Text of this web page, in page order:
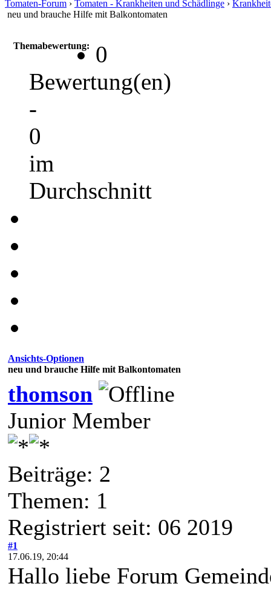
Tomaten-Forum › Tomaten - Krankheiten und Schädlinge ›
neu und brauche Hilfe mit Balkontomaten
Themabewertung:
0
Bewertung(en)
-
0
im
Durchschnitt
Ansichts-Optionen
neu und brauche Hilfe mit Balkontomaten
thomson
Junior Member
Beiträge: 2
Themen: 1
Registriert seit: 06 2019
#1
17.06.19, 20:44
Hallo liebe Forum